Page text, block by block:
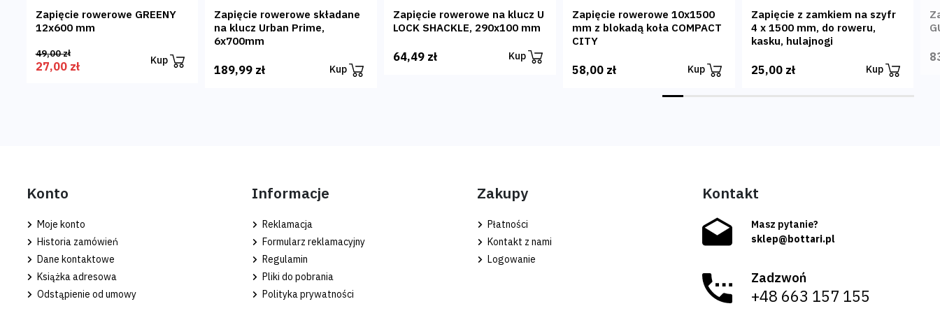
Zapięcie rowerowe GREENY
12x600 mm
49,00 zł
27,00 zł Kup
Zapięcie rowerowe składane
na klucz Urban Prime,
6x700mm
189,99 zł Kup
Zapięcie rowerowe na klucz U
LOCK SHACKLE, 290x100 mm
64,49 zł Kup
Zapięcie rowerowe 10x1500
mm z blokadą koła COMPACT
CITY
58,00 zł Kup
Zapięcie z zamkiem na szyfr
4 x 1500 mm, do roweru,
kasku, hulajnogi
25,00 zł Kup
Konto
Moje konto
Historia zamówień
Dane kontaktowe
Książka adresowa
Odstąpienie od umowy
Informacje
Reklamacja
Formularz reklamacyjny
Regulamin
Pliki do pobrania
Polityka prywatności
Zakupy
Płatności
Kontakt z nami
Logowanie
Kontakt
Masz pytanie?
sklep@bottari.pl
Zadzwoń
+48 663 157 155